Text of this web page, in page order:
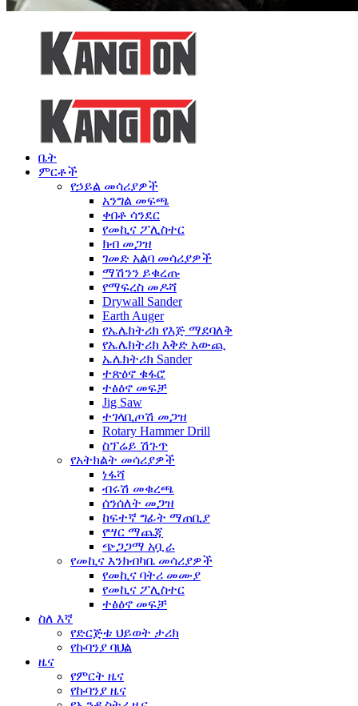
ቤት
ምርቶች
የኃይል መሳሪያዎች
አንግል መፍጫ
ቀበቶ ሳንደር
የመኪና ፖሊስተር
ክብ መጋዝ
ገመድ አልባ መሳሪያዎች
ማሽንን ይቁረጡ
የማፍረስ መዶሻ
Drywall Sander
Earth Auger
የኤሌክትሪክ የእጅ ማደባለቅ
የኤሌክትሪክ እቅድ አውጪ
ኤሌክትሪክ Sander
ተጽዕኖ ቁፋሮ
ተፅዕኖ መፍቻ
Jig Saw
ተገላቢጦሽ መጋዝ
Rotary Hammer Drill
ስፕሬይ ሽጉጥ
የአትክልት መሳሪያዎች
ነፋሻ
ብሩሽ መቁረጫ
ሰንሰለት መጋዝ
ከፍተኛ ግፊት ማጠቢያ
የሣር ማጨጃ
ጭጋጋማ አቧራ
የመኪና እንክብካቤ መሳሪያዎች
የመኪና ባትሪ መሙያ
የመኪና ፖሊስተር
ተፅዕኖ መፍቻ
ስለ እኛ
የድርጅቱ ህይወት ታሪክ
የኩባንያ ባህል
ዜና
የምርት ዜና
የኩባንያ ዜና